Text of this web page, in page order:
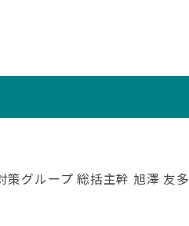
グループ 総括主幹 旭澤 友多